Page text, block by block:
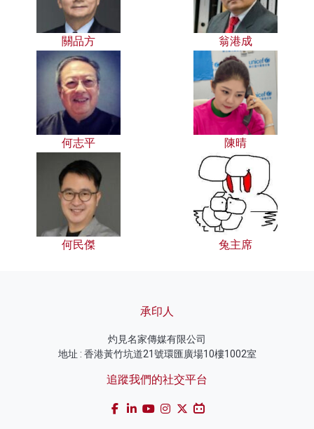
關品方 翁港成
何志平 陳晴
何民傑 兔主席
承印人
灼見名家傳媒有限公司
地址 : 香港黃竹坑道21號環匯廣場10樓1002室
追蹤我們的社交平台